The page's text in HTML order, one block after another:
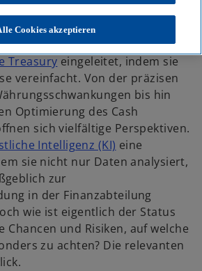
e
u
e
n
R
g
i
s
t
e
r
k
a
r
t
e
g
e
ö
f
f
n
e
t
e
u
n
R
g
i
s
t
e
r
k
a
r
t
e
g
e
ö
f
f
n
e
t
Einsatzgebiete im besonderen Fokus
hat einen umfassenden Wandel
Treasury eingeleitet, indem sie
vereinfacht. Von der präzisen
bis hin
Optimierung des Cash
sich vielfältige Perspektiven.
Intelligenz (KI) eine
sie nicht nur Daten analysiert,
zur
in der Finanzabteilung
wie ist eigentlich der Status
Chancen und Risiken, auf welche
zu achten? Die relevanten
Cookies akzeptieren